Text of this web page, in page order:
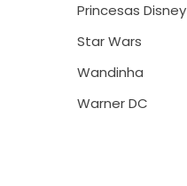
Princesas Disney
Star Wars
Wandinha
Warner DC